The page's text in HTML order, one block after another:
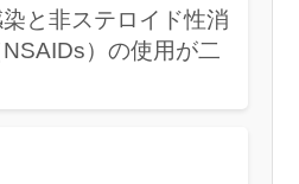
と非ステロイド性消
）の使用が二